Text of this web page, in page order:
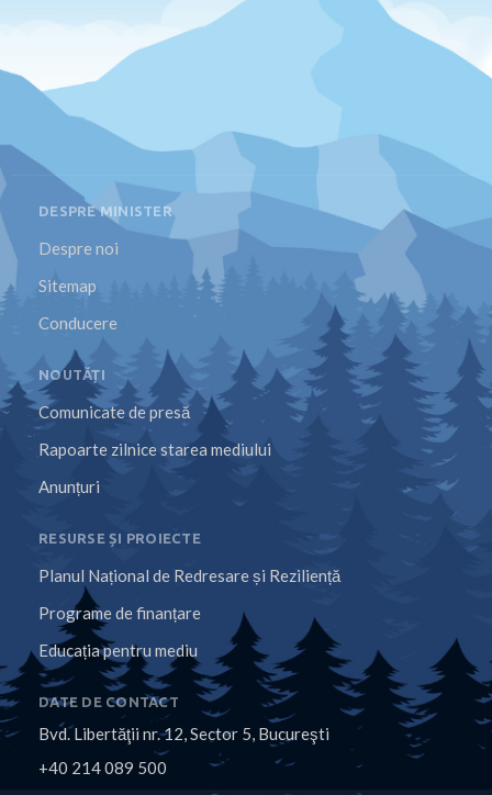
DESPRE MINISTER
Despre noi
Sitemap
Conducere
NOUTĂȚI
Comunicate de presă
Rapoarte zilnice starea mediului
Anunțuri
RESURSE ȘI PROIECTE
Planul Național de Redresare și Reziliență
Programe de finanțare
Educația pentru mediu
DATE DE CONTACT
Bvd. Libertăţii nr. 12, Sector 5, Bucureşti
+40 214 089 500